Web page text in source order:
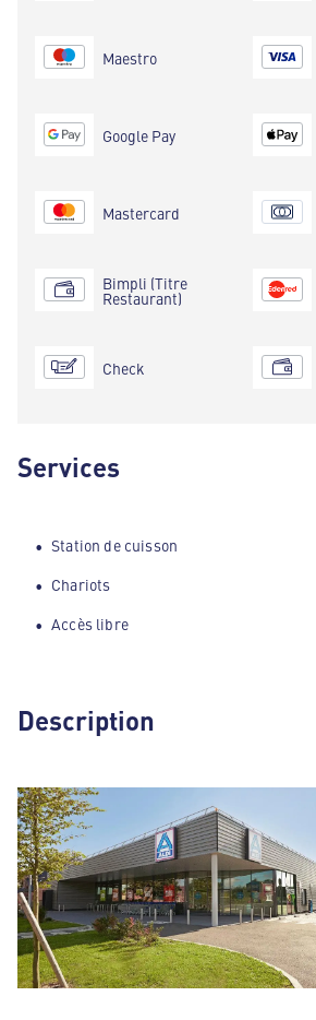
Maestro
Google Pay
Mastercard
Bimpli (Titre
Restaurant)
Check
Services
Station de cuisson
Chariots
Accès libre
Description